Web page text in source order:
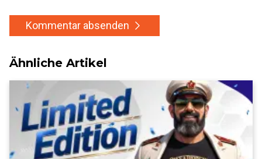
Kommentar absenden
Ähnliche Artikel